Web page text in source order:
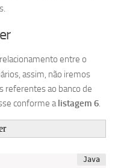
entre o
assim, não iremos
referentes ao banco de
conforme a listagem 6